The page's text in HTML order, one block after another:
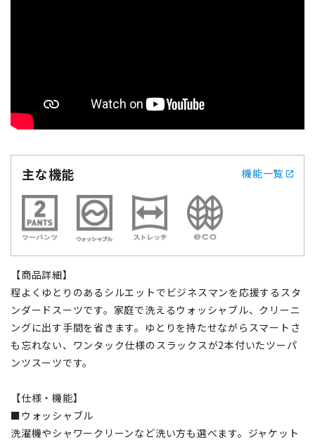
主な機能 機能一覧
【商品詳細】
程よくゆとりのあるシルエットでビジネスマンを応援するスタ
ンダードスーツです。家庭で洗えるウォッシャブル、クリーニ
ングに出す手間を省きます。ゆとりを持たせながらスマートさ
も忘れない、ワンタック仕様のスラックスが2本付いたツーパ
ンツスーツです。
【仕様・機能】
■ウォッシャブル
洗濯機やシャワークリーンなど洗い方も選べます。ジャケット